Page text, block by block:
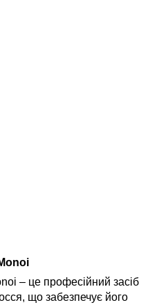
– це професійний засіб
що забезпечує його